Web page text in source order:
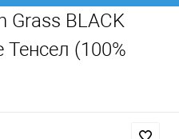
Grass BLACK
(100%